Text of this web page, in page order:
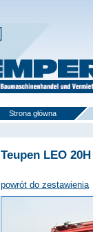
Strona główna
Teupen LEO
powrót do zestawienia